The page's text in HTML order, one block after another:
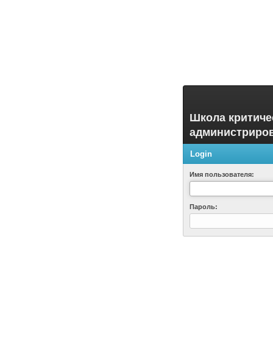
Школа
Login
Имя пользователя:
Пароль: